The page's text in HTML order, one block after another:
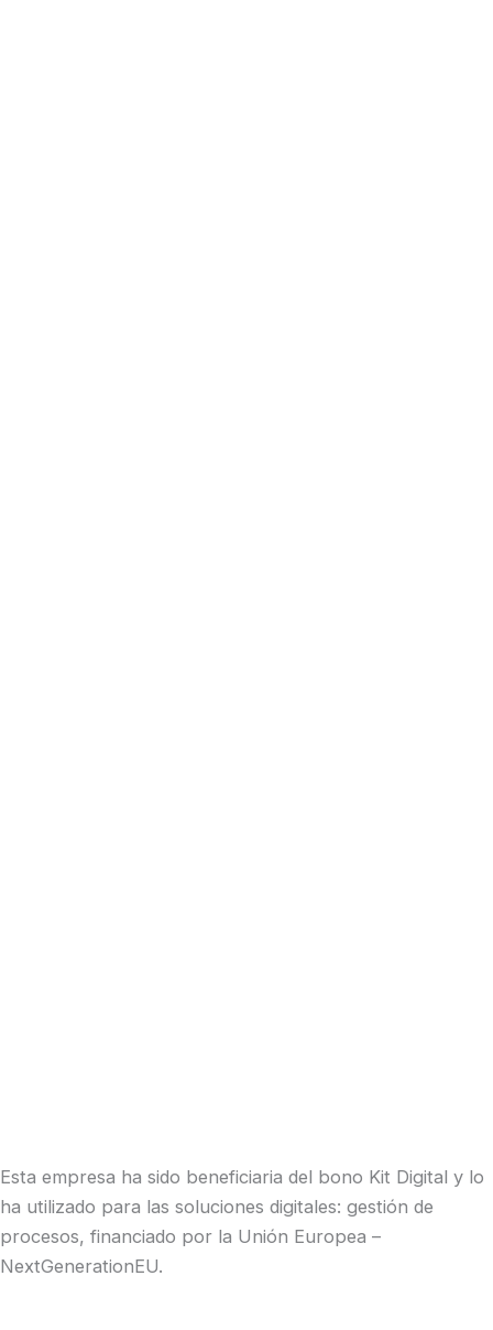
Esta empresa ha sido beneficiaria del bono Kit Digital y lo
ha utilizado para las soluciones digitales: gestión de
procesos, financiado por la Unión Europea –
NextGenerationEU.